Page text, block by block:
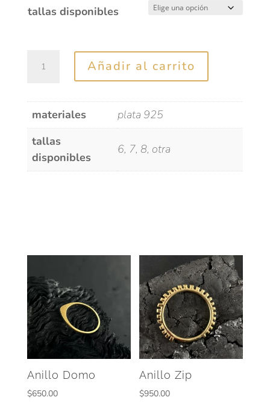
tallas disponibles
Power
Añadir al carrito
materiales
plata 925
tallas
disponibles
6, 7, 8, otra
Anillo Domo
$650.00
Anillo Zip
$950.00